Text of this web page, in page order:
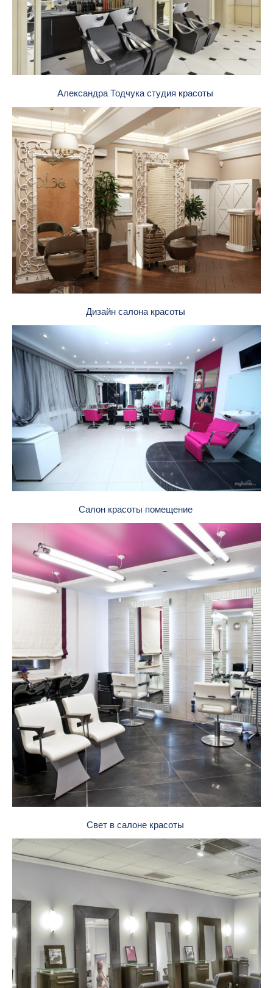
Александра Тодчука студия красоты
Дизайн салона красоты
Салон красоты помещение
Свет в салоне красоты